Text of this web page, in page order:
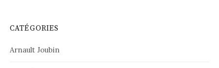
CATÉGORIES
Arnault Joubin